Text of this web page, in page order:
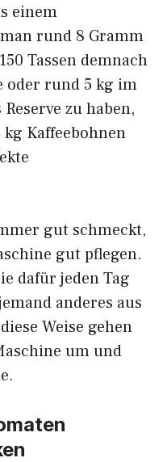
einem
rund 8 Gramm
Tassen demnach
oder rund 5 kg im
zu haben,
Kaffeebohnen
gut schmeckt,
gut pflegen.
dafür jeden Tag
anderes aus
Weise gehen
um und